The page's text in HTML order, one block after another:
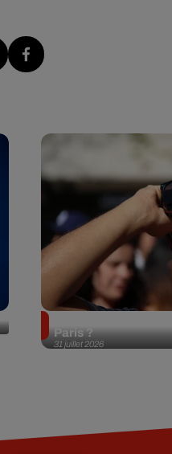
31 juillet 2026
Paris ?